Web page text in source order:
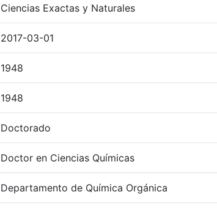
Ciencias Exactas y Naturales
2017-03-01
1948
1948
Doctorado
Doctor en Ciencias Químicas
Departamento de Química Orgánica